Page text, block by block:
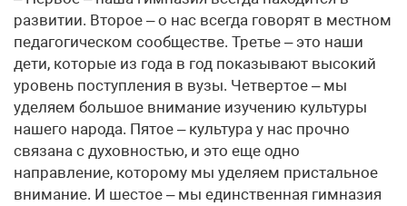
развитии. Второе – о нас всегда говорят в местном
педагогическом сообществе. Третье – это наши
дети, которые из года в год показывают высокий
уровень поступления в вузы. Четвертое – мы
уделяем большое внимание изучению культуры
нашего народа. Пятое – культура у нас прочно
связана с духовностью, и это еще одно
направление, которому мы уделяем пристальное
внимание. И шестое – мы единственная гимназия